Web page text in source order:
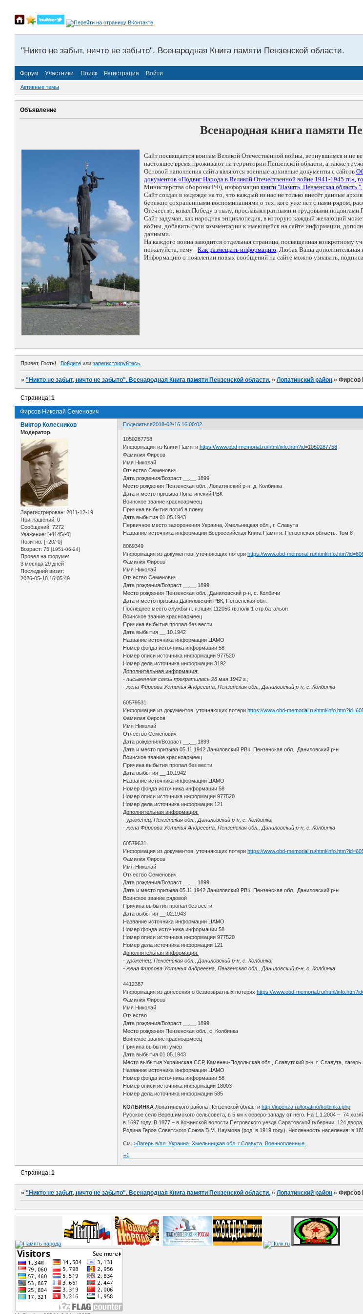
"Никто не забыт, ничто не забыто". Всенародная Книга памяти Пензенской области.
Форум Участники Поиск Регистрация Войти
Активные темы
Объявление
Всенародная книга памяти
Сайт посвящается воинам Великой Отечественной войны, вернувшимся и не
настоящее время проживают на территории Пензенской области, а также
Основой наполнения сайта являются военные архивные документы с сайтов
документов «Подвиг Народа в Великой Отечественной войне 1941-1945 гг.»,
Министерства обороны РФ), информация книги "Память. Пензенская область."
Сайт создан в надежде на то, что каждый из нас не только внесёт данные
бережно сохраненными воспоминаниями о тех, кого уже нет с нами рядом,
Отечество, ковал Победу в тылу, прославлял ратными и трудовыми подвигами
Сайт задуман, как народная энциклопедия, в которую каждый желающий
войны, добавить свои комментарии к имеющейся на сайте информации,
данными.
На каждого воина заводится отдельная страница, посвященная
пожалуйста, тему - Как размещать информацию. Любая Ваша дополнительная
Информацию о появлении новых сообщений на сайте можно узнавать,
Привет, Гость! Войдитеили зарегистрируйтесь.
»"Никто не забыт, ничто не забыто". Всенародная Книга памяти Пензенской области. »Лопатинский район »Фирсов
Фирсов Николай Семенович
Страница:1
Поделиться2018-02-16 16:00:02
Виктор Колесников
Модератор
Зарегистрирован: 2011-12-19
Приглашений: 0
Сообщений: 7272
Уважение: [+1145/-0]
Позитив: [+20/-0]
Возраст: 75 [1951-06-24]
Провел на форуме:
3 месяца 29 дней
Последний визит:
2026-05-18 16:05:49
1050287758
Информация из Книги Памятиhttps://www.obd-memorial.ru/html/info.htm?id=1050287758
Фамилия Фирсов
Имя Николай
Отчество Семенович
Дата рождения/Возраст __.__.1899
Место рождения Пензенская обл., Лопатинский р-н, д. Колбинка
Дата и место призыва Лопатинский РВК
Воинское звание красноармеец
Причина выбытия погиб в плену
Дата выбытия 01.05.1943
Первичное место захоронения Украина, Хмельницкая обл., г. Славута
Название источника информации Всероссийская Книга Памяти. Пензенская область. Том 8
8069349
Информация из документов, уточняющих потериhttps://www.obd-memorial.ru/html/
Фамилия Фирсов
Имя Николай
Отчество Семенович
Дата рождения/Возраст __.__.1899
Место рождения Пензенская обл., Даниловский р-н, с. Колбичи
Дата и место призыва Даниловский РВК, Пензенская обл.
Последнее место службы п. п.ящик 112050 гв.полк 1 стр.батальон
Воинское звание красноармеец
Причина выбытия пропал без вести
Дата выбытия __.10.1942
Название источника информации ЦАМО
Номер фонда источника информации 58
Номер описи источника информации 977520
Номер дела источника информации 3192
Дополнительная информация:
- письменная связь прекратилась 28 мая 1942 г.;
- жена Фирсова Устинья Андреевна, Пензенская обл., Даниловский р-н, с. Колбинка
60579531
Информация из документов, уточняющих потериhttps://www.obd-memorial.ru/html/
Фамилия Фирсов
Имя Николай
Отчество Семенович
Дата рождения/Возраст __.__.1899
Дата и место призыва 05.11.1942 Даниловский РВК, Пензенская обл., Даниловский р-н
Воинское звание красноармеец
Причина выбытия пропал без вести
Дата выбытия __.10.1942
Название источника информации ЦАМО
Номер фонда источника информации 58
Номер описи источника информации 977520
Номер дела источника информации 121
Дополнительная информация:
- уроженец: Пензенская обл., Даниловский р-н, с. Колбинка;
- жена Фирсова Устинья Андреевна, Пензенская обл., Даниловский р-н, с. Колбинка
60579631
Информация из документов, уточняющих потериhttps://www.obd-memorial.ru/html/
Фамилия Фирсов
Имя Николай
Отчество Семенович
Дата рождения/Возраст __.__.1899
Дата и место призыва 05.11.1942 Даниловский РВК, Пензенская обл., Даниловский р-н
Воинское звание рядовой
Причина выбытия пропал без вести
Дата выбытия __.02.1943
Название источника информации ЦАМО
Номер фонда источника информации 58
Номер описи источника информации 977520
Номер дела источника информации 121
Дополнительная информация:
- уроженец: Пензенская обл., Даниловский р-н, с. Колбинка;
- жена Фирсова Устинья Андреевна, Пензенская обл., Даниловский р-н, с. Колбинка
4412387
Информация из донесения о безвозвратных потеряхhttps://www.obd-memorial.ru/html/
Фамилия Фирсов
Имя Николай
Отчество
Дата рождения/Возраст __.__.1899
Место рождения Пензенская обл., с. Колбинка
Воинское звание красноармеец
Причина выбытия умер
Дата выбытия 01.05.1943
Место выбытия Украинская ССР, Каменец-Подольская обл., Славутский р-н, г. Славута,
Название источника информации ЦАМО
Номер фонда источника информации 58
Номер описи источника информации 18003
Номер дела источника информации 585
КОЛБИНКА Лопатинского района Пензенской областиhttp://inpenza.ru/lopatino/kolbinka.php
Русское село Верешимского сельсовета, в 5 км к северо-западу от него. На 1.1.2004 – 74
в 1697 году. В 1877 – в Кожинской волости Петровского уезда Саратовской губернии, 124
Родина Героя Советского Союза В.М. Наумова (род. в 1919 году). Численность населения: в
См.>Лагерь в/пл. Украина. Хмельницкая обл. г.Славута. Военнопленные.
+1
Страница:1
»"Никто не забыт, ничто не забыто". Всенародная Книга памяти Пензенской области. »Лопатинский район »Фирсов